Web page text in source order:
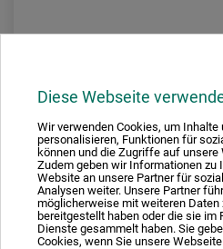
Diese Webseite
Wir verwenden Cookies, um Inhalte
personalisieren, Funktionen für
können und die Zugriffe auf unsere
Zudem geben wir Informationen zu
Website an unsere Partner für
Analysen weiter. Unsere Partner
möglicherweise mit weiteren Daten
bereitgestellt haben oder die sie im
Dienste gesammelt haben. Sie
Cookies, wenn Sie unsere
frais d'expédition en sus